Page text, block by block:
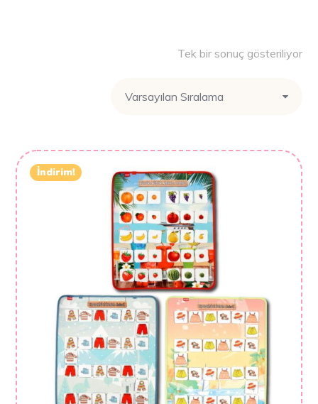
Tek bir sonuç gösteriliyor
İndirim!